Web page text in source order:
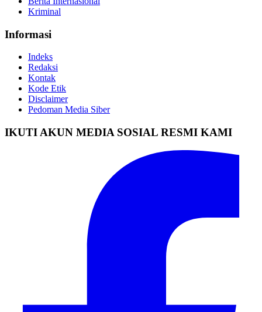
Kriminal
Informasi
Indeks
Redaksi
Kontak
Kode Etik
Disclaimer
Pedoman Media Siber
IKUTI AKUN MEDIA SOSIAL RESMI KAMI